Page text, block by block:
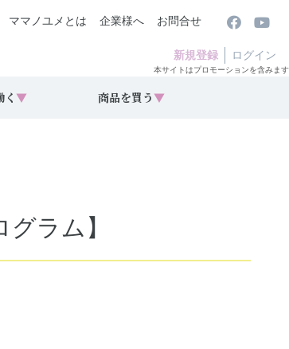
ママノユメとは 企業様へ お問合せ
新規登録 ログイン
本サイトはプロモーションを含みます
▼ 商品を買う ▼
ラム】